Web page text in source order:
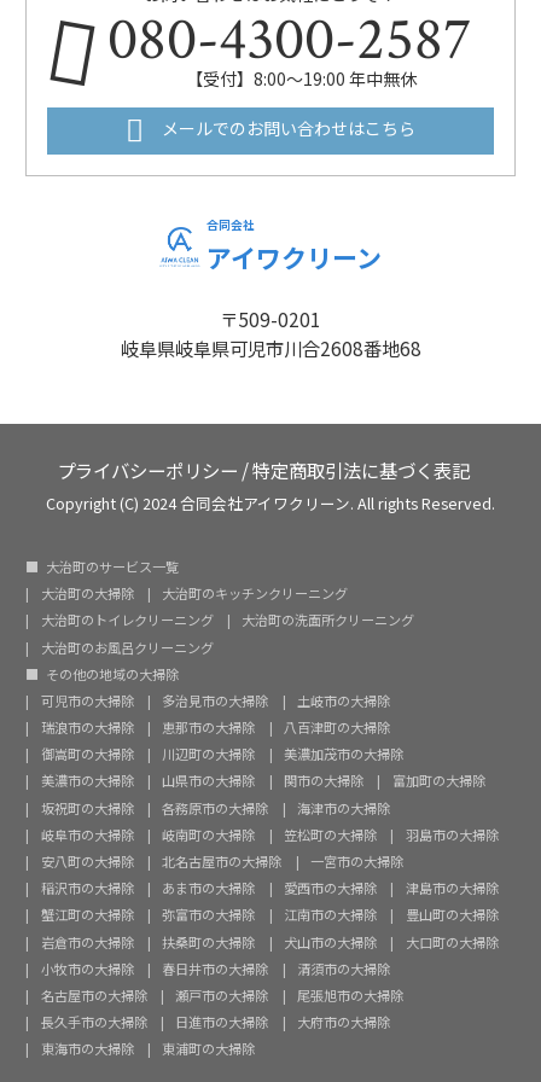
080-4300-2587
【受付】8:00～19:00 年中無休
メールでのお問い合わせはこちら
合同会社
アイワクリーン
〒509-0201
岐阜県岐阜県可児市川合2608番地68
プライバシーポリシー /特定商取引法に基づく表記
Copyright (C) 2024 合同会社アイワクリーン. All rights Reserved.
大治町のサービス一覧
大治町の大掃除
大治町のキッチンクリーニング
大治町のトイレクリーニング
大治町の洗面所クリーニング
大治町のお風呂クリーニング
その他の地域の大掃除
可児市の大掃除
多治見市の大掃除
土岐市の大掃除
瑞浪市の大掃除
恵那市の大掃除
八百津町の大掃除
御嵩町の大掃除
川辺町の大掃除
美濃加茂市の大掃除
美濃市の大掃除
山県市の大掃除 関市の大掃除
富加町の大掃除
坂祝町の大掃除
各務原市の大掃除
海津市の大掃除
岐阜市の大掃除
岐南町の大掃除 笠松町の大掃除
羽島市の大掃除
安八町の大掃除
北名古屋市の大掃除
一宮市の大掃除
稲沢市の大掃除
あま市の大掃除 愛西市の大掃除
津島市の大掃除
蟹江町の大掃除
弥富市の大掃除 江南市の大掃除
豊山町の大掃除
岩倉市の大掃除
扶桑町の大掃除 犬山市の大掃除
大口町の大掃除
小牧市の大掃除
春日井市の大掃除
清須市の大掃除
名古屋市の大掃除
瀬戸市の大掃除
尾張旭市の大掃除
長久手市の大掃除
日進市の大掃除
大府市の大掃除
東海市の大掃除
東浦町の大掃除